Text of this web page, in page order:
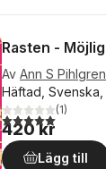
Rasten -
Av Ann S Pihlgren
Häftad, Svenska,
5,0utav 5(1)
420 kr
Lägg till